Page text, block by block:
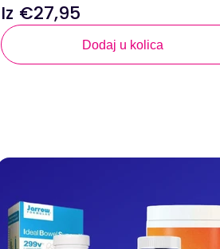
Redovna
cijena
Iz €27,95
Dodaj u kolica